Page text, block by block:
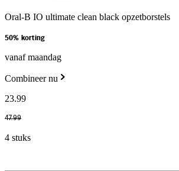
Oral-B IO ultimate clean black opzetborstels
50% korting
vanaf maandag
Combineer nu
23.99
47.99
4 stuks